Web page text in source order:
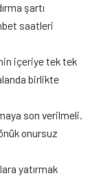
şartı
saatleri
içeriye tek tek
birlikte
son verilmeli.
onursuz
yatırmak